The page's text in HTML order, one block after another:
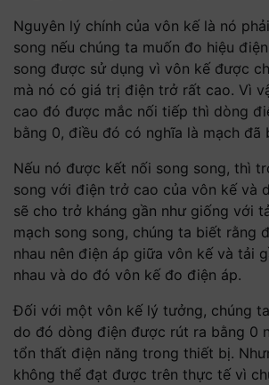
Nguyên lý chính của vôn kế là nó
song nếu chúng ta muốn đo hiệu
song được sử dụng vì vôn kế được
mà nó có giá trị điện trở rất cao. Vì
cao đó được mắc nối tiếp thì dòng
bằng 0, điều đó có nghĩa là mạch đã
Nếu nó được kết nối song song, thì
song với điện trở cao của vôn kế và
sẽ cho trở kháng gần như giống với
mạch song song, chúng ta biết rằng
nhau nên điện áp giữa vôn kế và tải
nhau và do đó vôn kế đo điện áp.
Đối với một vôn kế lý tưởng, chúng
do đó dòng điện được rút ra bằng 0
tổn thất điện năng trong thiết bị.
không thể đạt được trên thực tế vì